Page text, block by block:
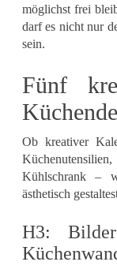
möglichst frei
darf es nicht nur
sein.
Fünf
Ob kreativer
Kühlschrank –
ästhetisch
H3: